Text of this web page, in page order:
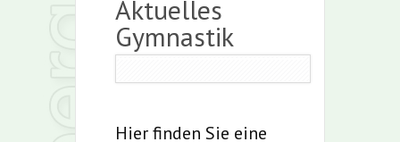
Aktuelles
Gymnastik
Hier finden Sie eine